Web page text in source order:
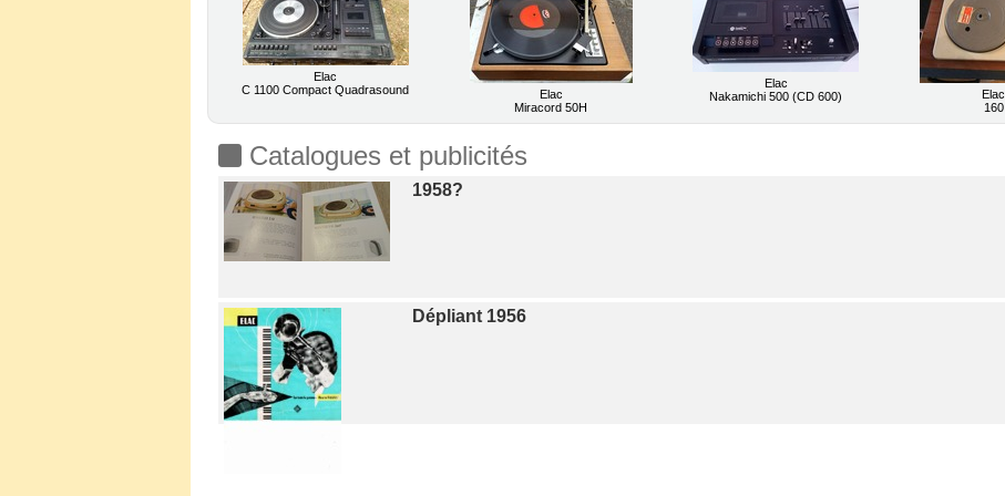
Elac
C 1100 Compact Quadrasound
Elac
Miracord 50H
Elac
Nakamichi 500 (CD 600)
Elac
160
Catalogues et publicités
1958?
Dépliant 1956